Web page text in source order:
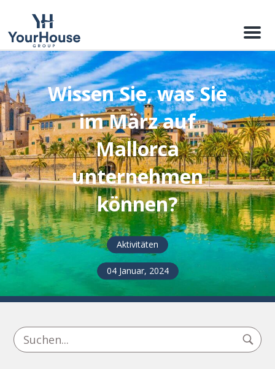
Menu
Wissen Sie, was Sie
im März auf
Mallorca
unternehmen
können?
Aktivitäten
04 Januar, 2024